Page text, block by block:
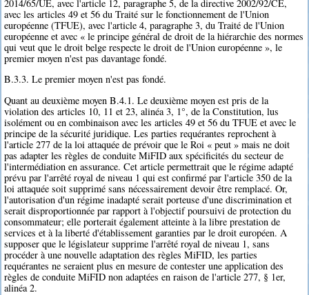
2014/65/UE, avec l'article 12, paragraphe 5, de la directive 2002/92/CE,
avec les articles 49 et 56 du Traité sur le fonctionnement de l'Union
européenne (TFUE), avec l'article 4, paragraphe 3, du Traité de l'Union
européenne et avec « le principe général de droit de la hiérarchie des normes
qui veut que le droit belge respecte le droit de l'Union européenne », le
premier moyen n'est pas davantage fondé.
B.3.3. Le premier moyen n'est pas fondé.
Quant au deuxième moyen B.4.1. Le deuxième moyen est pris de la
violation des articles 10, 11 et 23, alinéa 3, 1°, de la Constitution, lus
isolément ou en combinaison avec les articles 49 et 56 du TFUE et avec le
principe de la sécurité juridique. Les parties requérantes reprochent à
l'article 277 de la loi attaquée de prévoir que le Roi « peut » mais ne doit
pas adapter les règles de conduite MiFID aux spécificités du secteur de
l'intermédiation en assurance. Cet article permettrait que le régime adapté
prévu par l'arrêté royal de niveau 1 qui est confirmé par l'article 350 de la
loi attaquée soit supprimé sans nécessairement devoir être remplacé. Or,
l'autorisation d'un régime inadapté serait porteuse d'une discrimination et
serait disproportionnée par rapport à l'objectif poursuivi de protection du
consommateur; elle porterait également atteinte à la libre prestation de
services et à la liberté d'établissement garanties par le droit européen. A
supposer que le législateur supprime l'arrêté royal de niveau 1, sans
procéder à une nouvelle adaptation des règles MiFID, les parties
requérantes ne seraient plus en mesure de contester une application des
règles de conduite MiFID non adaptées en raison de l'article 277, § 1er,
alinéa 2.